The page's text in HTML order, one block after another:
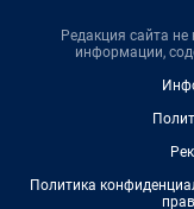
Редакция сайта не
информации,
Политика